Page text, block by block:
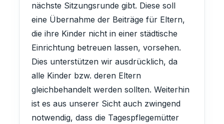
nächste Sitzungsrunde gibt. Diese soll
eine Übernahme der Beiträge für Eltern,
die ihre Kinder nicht in einer städtische
Einrichtung betreuen lassen, vorsehen.
Dies unterstützen wir ausdrücklich, da
alle Kinder bzw. deren Eltern
gleichbehandelt werden sollten. Weiterhin
ist es aus unserer Sicht auch zwingend
notwendig, dass die Tagespflegemütter